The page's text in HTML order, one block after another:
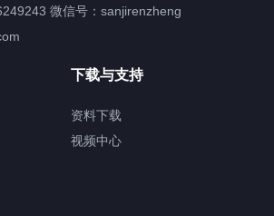
证程序费用
微信号：sanjirenzheng
下载与支持
资料下载
视频中心